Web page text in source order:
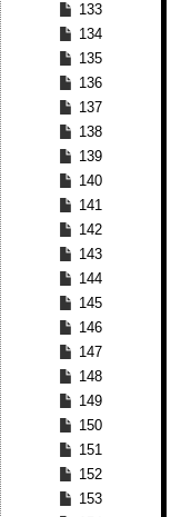
133
134
135
136
137
138
139
140
141
142
143
144
145
146
147
148
149
150
151
152
153